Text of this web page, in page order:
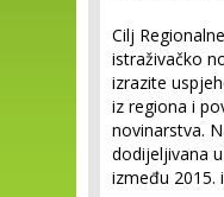
Cilj
istraživačko
izrazite
iz regiona i
novinarstva.
dodijeljivana
između 2015.